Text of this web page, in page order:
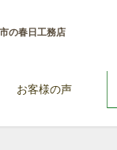
の春日工務店
お客様の声